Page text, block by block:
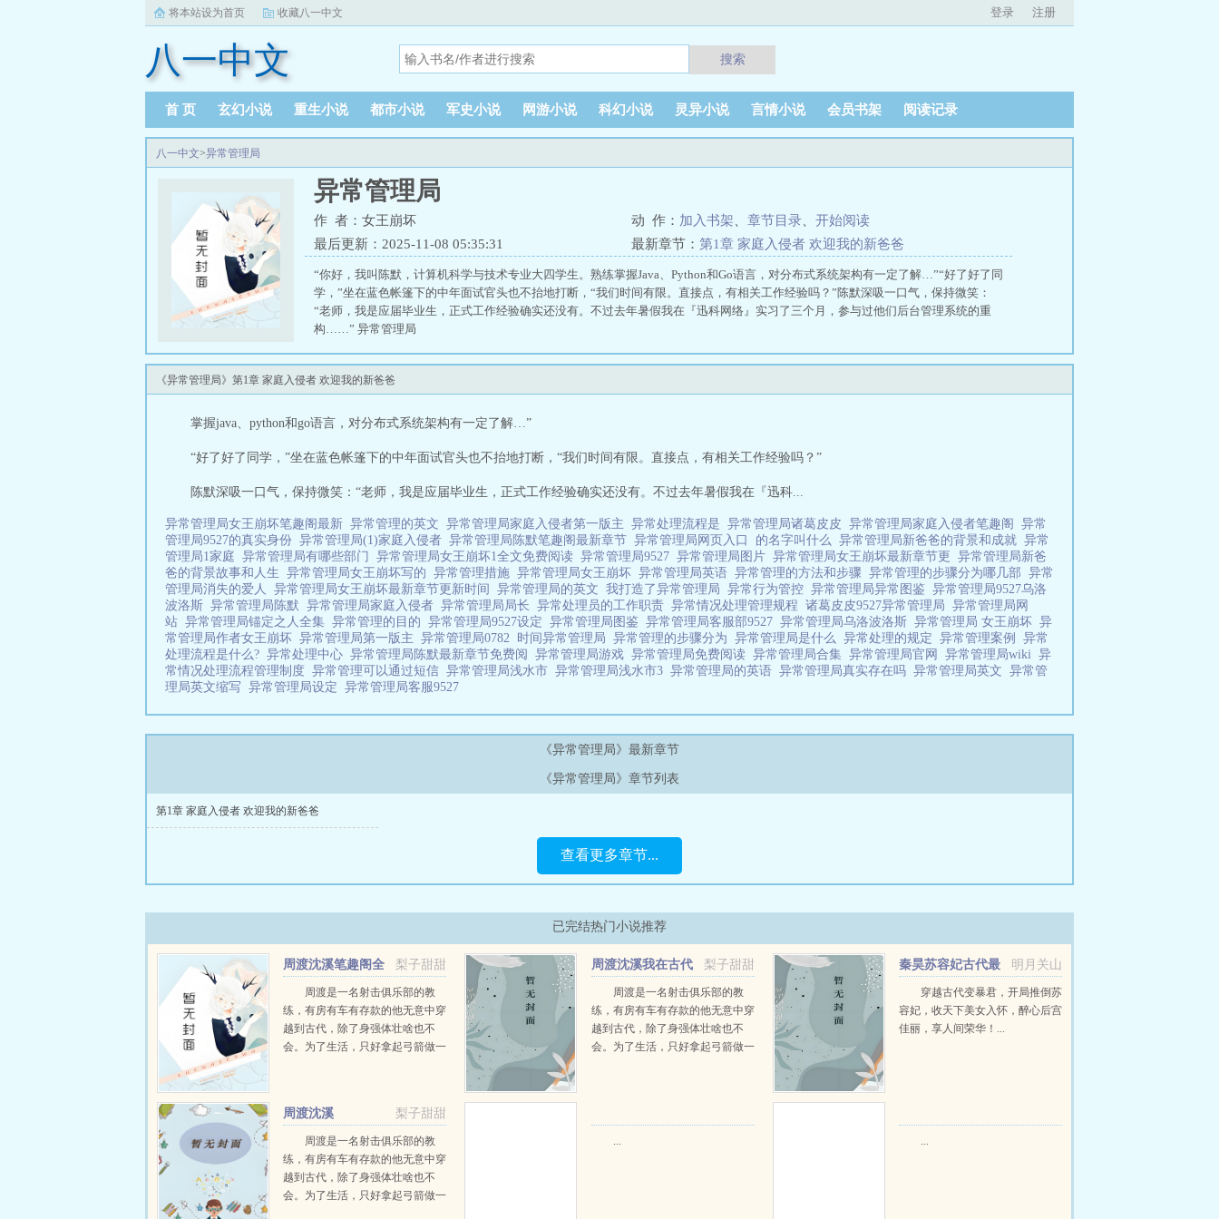
将本站设为首页 收藏八一中文 登录 注册
八一中文 搜索
首 页 玄幻小说 重生小说 都市小说 军史小说 网游小说 科幻小说 灵异小说 言情小说 会员书架 阅读记录
八一中文>异常管理局
异常管理局
作 者：女王崩坏 动 作： 加入书架 章节目录
开始阅读
最后更新：2025-11-08 05:35:31
最新章节： 第1章 家庭入侵者 欢迎我的新爸爸
“你好，我叫陈默，计算机科学与技术专业大四学生。熟练掌握Java、Python和Go语言，对分布式系统架构有一定了解…”“好了好了同
学，”坐在蓝色帐篷下的中年面试官头也不抬地打断，“我们时间有限。直接点，有相关工作经验吗？”陈默深吸一口气，保持微笑：
“老师，我是应届毕业生，正式工作经验确实还没有。不过去年暑假我在『迅科网络』实习了三个月，参与过他们后台管理系统的重
构……” 异常管理局
《异常管理局》第1章 家庭入侵者 欢迎我的新爸爸
掌握java、python和go语言，对分布式系统架构有一定了解…”
“好了好了同学，”坐在蓝色帐篷下的中年面试官头也不抬地打断，“我们时间有限。直接点，有相关工作经验吗？”
陈默深吸一口气，保持微笑：“老师，我是应届毕业生，正式工作经验确实还没有。不过去年暑假我在『迅科...
异常管理局女王崩坏笔趣阁最新 异常管理的英文 异常管理局家庭入侵者第一版主 异常处理流程是 异常管理局诸葛皮皮 异常管理局家庭入侵者笔趣阁 异常
管理局9527的真实身份 异常管理局(1)家庭入侵者 异常管理局陈默笔趣阁最新章节 异常管理局网页入口 的名字叫什么 异常管理局新爸爸的背景和成就 异常
管理局1家庭 异常管理局有哪些部门 异常管理局女王崩坏1全文免费阅读 异常管理局9527 异常管理局图片 异常管理局女王崩坏最新章节更 异常管理局新爸
爸的背景故事和人生 异常管理局女王崩坏写的 异常管理措施 异常管理局女王崩坏 异常管理局英语 异常管理的方法和步骤 异常管理的步骤分为哪几部 异常
管理局消失的爱人 异常管理局女王崩坏最新章节更新时间 异常管理局的英文 我打造了异常管理局 异常行为管控 异常管理局异常图鉴 异常管理局9527乌洛
波洛斯 异常管理局陈默 异常管理局家庭入侵者 异常管理局局长 异常处理员的工作职责 异常情况处理管理规程 诸葛皮皮9527异常管理局 异常管理局网
站 异常管理局锚定之人全集 异常管理的目的 异常管理局9527设定 异常管理局图鉴 异常管理局客服部9527 异常管理局乌洛波洛斯 异常管理局 女王崩坏 异
常管理局作者女王崩坏 异常管理局第一版主 异常管理局0782 时间异常管理局 异常管理的步骤分为 异常管理局是什么 异常处理的规定 异常管理案例 异常
处理流程是什么? 异常处理中心 异常管理局陈默最新章节免费阅 异常管理局游戏 异常管理局免费阅读 异常管理局合集 异常管理局官网 异常管理局wiki 异
常情况处理流程管理制度 异常管理可以通过短信 异常管理局浅水市 异常管理局浅水市3 异常管理局的英语 异常管理局真实存在吗 异常管理局英文 异常管
理局英文缩写 异常管理局设定 异常管理局客服9527
《异常管理局》最新章节
《异常管理局》章节列表
第1章 家庭入侵者 欢迎我的新爸爸
查看更多章节...
已完结热门小说推荐
梨子甜甜
周渡沈溪笔趣阁全
文免费阅读
周渡是一名射击俱乐部的教
练，有房有车有存款的他无意中穿
越到古代，除了身强体壮啥也不
会。为了生活，只好拿起弓箭做一
渡看着山下的寥寥炊烟，以及那...
梨子甜甜
周渡沈溪我在古代
当猎户小说免费在线阅读
周渡是一名射击俱乐部的教
练，有房有车有存款的他无意中穿
越到古代，除了身强体壮啥也不
会。为了生活，只好拿起弓箭做一
明月关山
秦昊苏容妃古代最
强昏君最新章节在线阅读
穿越古代变暴君，开局推倒苏
容妃，收天下美女入怀，醉心后宫
佳丽，享人间荣华！...
梨子甜甜
周渡沈溪
周渡是一名射击俱乐部的教
练，有房有车有存款的他无意中穿
越到古代，除了身强体壮啥也不
会。为了生活，只好拿起弓箭做一
... ...